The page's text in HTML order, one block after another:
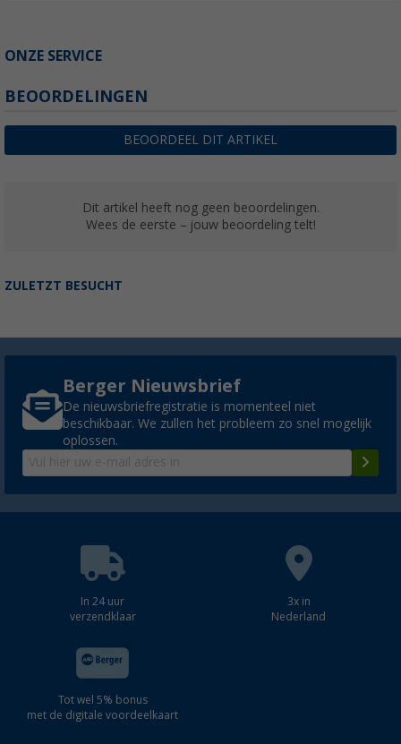
ONZE SERVICE
BEOORDELINGEN
BEOORDEEL DIT ARTIKEL
Dit artikel heeft nog geen beoordelingen.
Wees de eerste – jouw beoordeling telt!
ZULETZT BESUCHT
Berger Nieuwsbrief
De nieuwsbriefregistratie is momenteel niet
beschikbaar. We zullen het probleem zo snel mogelijk
oplossen.
In 24 uur
verzendklaar
3x in
Nederland
Tot wel 5% bonus
met de digitale voordeelkaart